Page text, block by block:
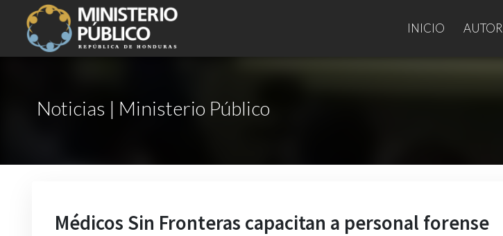
INICIO
Noticias | Ministerio Público
Médicos Sin Fronteras capacitan a personal forense